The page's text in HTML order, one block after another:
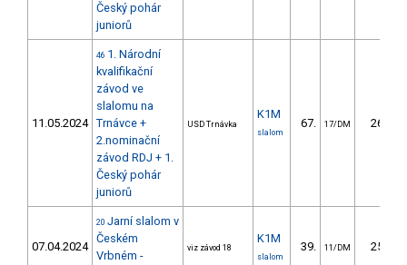
Český pohár
juniorů
11.05.2024
46 1. Národní
kvalifikační
závod ve
slalomu na
Trnávce +
2.nominační
závod RDJ + 1.
Český pohár
juniorů
USD Trnávka
K1M
slalom
67. 17/DM 26.41
07.04.2024
20 Jarní slalom v
Českém
Vrbném -
viz závod 18
K1M
slalom
39. 11/DM 25.12